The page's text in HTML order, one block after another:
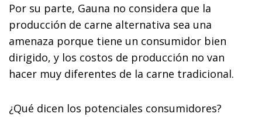
Por su parte, Gauna no considera que la
producción de carne alternativa sea una
amenaza porque tiene un consumidor bien
dirigido, y los costos de producción no van
hacer muy diferentes de la carne tradicional.
¿Qué dicen los potenciales consumidores?